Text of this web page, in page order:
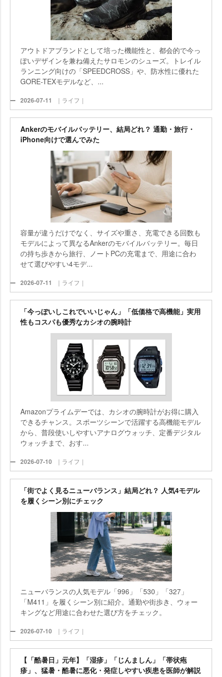
アウトドアブランドとして培った機能性と、都会的で今っ
ぽいデザインを兼ね備えたサロモンのシューズ。トレイル
ランニング向けの「SPEEDCROSS」や、防水性に優れた
GORE-TEXモデルなど、...
2026-07-11 ｜ライフ｜
Ankerのモバイルバッテリー、結局どれ？ 通勤・旅行・
iPhone向けで選んでみた
容量が違うだけでなく、サイズや重さ、充電できる回数も
モデルによって異なるAnkerのモバイルバッテリー。毎日
の持ち歩きから旅行、ノートPCの充電まで、用途に合わ
せて選びやすい4モデ...
2026-07-11 ｜ライフ｜
「今っぽいしこれでいいじゃん」「低価格で高機能」実用
性もコスパも優秀なカシオの腕時計
Amazonプライムデーでは、カシオの腕時計がお得に購入
できるチャンス。スポーツシーンで活躍する高機能モデル
から、普段使いしやすいアナログウォッチ、定番デジタル
ウォッチまで、おす...
2026-07-10 ｜ライフ｜
「街でよく見るニューバランス」結局どれ？ 人気4モデル
を履くシーン別にチェック
ニューバランスの人気モデル「996」「530」「327」
「M411」を履くシーン別に紹介。通勤や街歩き、ウォー
キングなど用途に合わせた選び方をチェック。
2026-07-10 ｜ライフ｜
【「酷暑日」元年】「湿疹」「じんましん」「帯状疱
疹」、猛暑・酷暑に悪化・発症しやすい疾患を医師が解説